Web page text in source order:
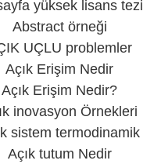
yüksek lisans tezi
Abstract örneği
UÇLU problemler
Açık Erişim Nedir
Açık Erişim Nedir?
inovasyon Örnekleri
sistem termodinamik
Açık tutum Nedir